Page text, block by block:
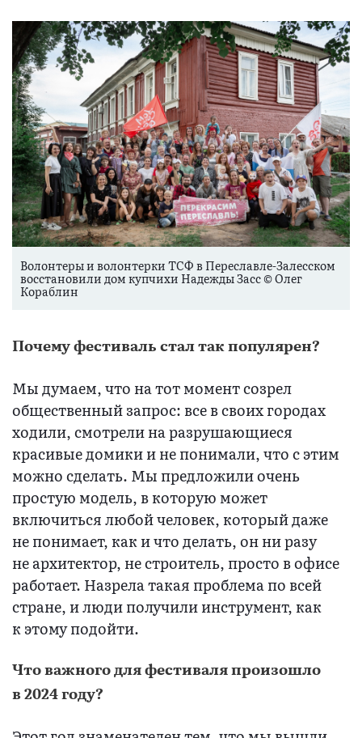
Волонтеры и волонтерки ТСФ в Переславле-Залесском
восстановили дом купчихи Надежды Засс © Олег
Кораблин
Почему фестиваль стал так популярен?
Мы думаем, что на тот момент созрел
общественный запрос: все в своих городах
ходили, смотрели на разрушающиеся
красивые домики и не понимали, что с этим
можно сделать. Мы предложили очень
простую модель, в которую может
включиться любой человек, который даже
не понимает, как и что делать, он ни разу
не архитектор, не строитель, просто в офисе
работает. Назрела такая проблема по всей
стране, и люди получили инструмент, как
к этому подойти.
Что важного для фестиваля произошло
в 2024 году?